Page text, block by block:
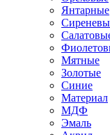
Янтарные
Мятные
Золотые
Синие
Материал
МДФ
Эмаль